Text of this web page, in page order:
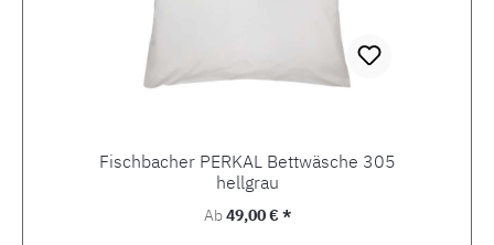
Fischbacher PERKAL Bettwäsche 305
hellgrau
Regulärer Preis:
Ab49,00 € *